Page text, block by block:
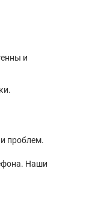
и
проблем.
Наши